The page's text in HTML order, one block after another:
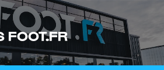
FOOT.FR